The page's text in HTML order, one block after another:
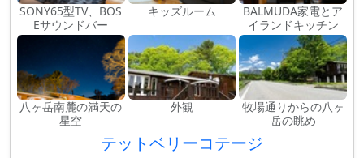
SONY65型TV、BOS
Eサウンドバー
キッズルーム
BALMUDA家電とア
イランドキッチン
八ヶ岳南麓の満天の
星空
外観
牧場通りからの八ヶ
岳の眺め
テットベリーコテージ